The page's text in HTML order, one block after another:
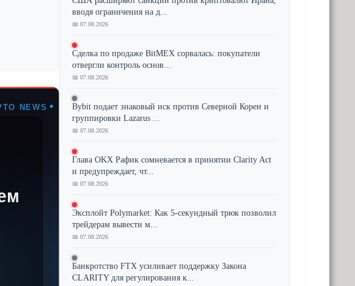
вводя ограничения на д...
📅 07.08.2026
Сделка по продаже BitMEX сорвалась: покупатели
отвергли контроль основ...
📅 07.08.2026
Bybit подает знаковый иск против Северной Кореи и
группировки Lazarus ...
📅 07.08.2026
Глава OKX Рафик сомневается в принятии Clarity Act
и предупреждает, чт...
📅 07.08.2026
Эксплойт Polymarket: Как 5-секундный трюк позволил
трейдерам вывести м...
📅 07.08.2026
Банкротство FTX усиливает поддержку Закона
CLARITY для регулирования к...